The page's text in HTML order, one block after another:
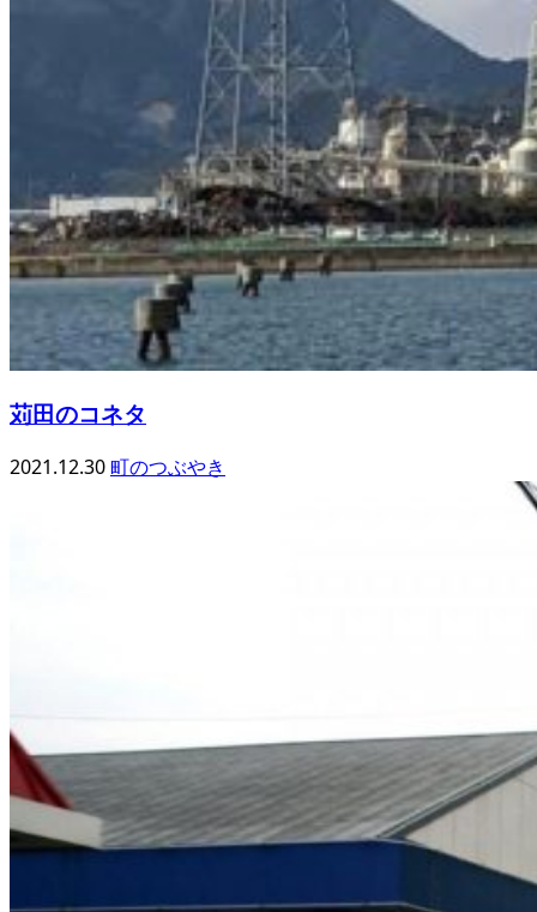
苅田のコネタ
2021.12.30町のつぶやき